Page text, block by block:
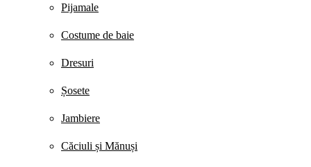
Pijamale
Costume de baie
Dresuri
Șosete
Jambiere
Căciuli și Mănuși